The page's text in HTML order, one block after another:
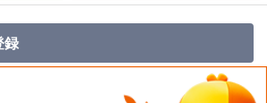
録